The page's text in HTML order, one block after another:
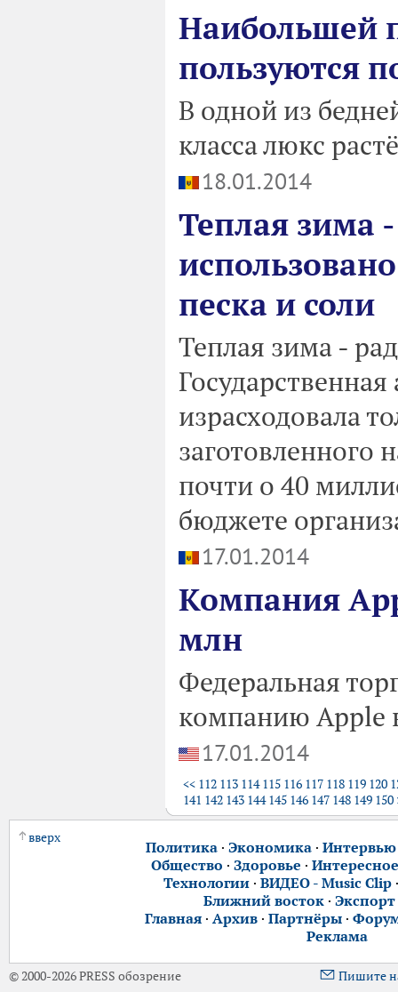
Наибольшей
пользуются
В одной из
класса люкс
18.01.2014
Теплая зима
песка и соли
Теплая зима -
израсходовала
заготовленного
почти о 40
бюджете
17.01.2014
Компания
млн
Федеральная
компанию Apple
17.01.2014
<< 112 113 114 115 116 117 118 119 120
141 142 143 144 145 146 147 148 149 150
вверх
Политика· Экономика· Интервью
Общество · Здоровье · Интересное
Технологии· ВИДЕО - Music Clip
Ближний восток ·
Главная· Архив· Партнёры·
Реклама
© 2000-2026 PRESS обозрение
Пишите